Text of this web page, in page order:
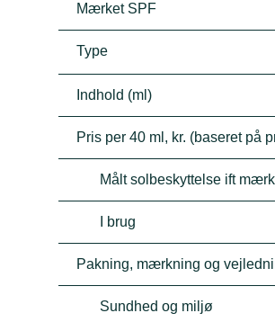
Mærket SPF
Type
Indhold (ml)
Pris per 40 ml, kr. (baseret på
Målt solbeskyttelse ift
I brug
Pakning, mærkning og
Sundhed og miljø